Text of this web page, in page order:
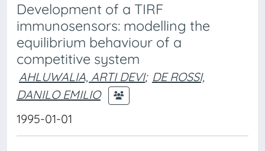
Development of a TIRF
immunosensors: modelling the
equilibrium behaviour of a
competitive system
AHLUWALIA, ARTI DEVI; DE ROSSI,
DANILO EMILIO
1995-01-01